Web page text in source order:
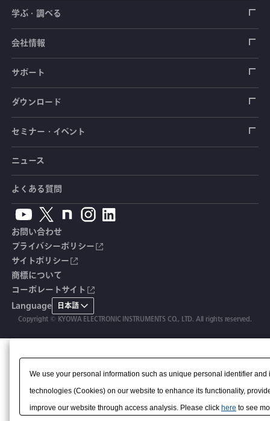
ロードセル
加速度センサ
圧力センサ
トルクセンサ
土木建築用センサ
荷重計
土圧計
間隙水圧計
傾斜計
鉄筋計
沈下計
応力計
継目計
変位計
自動車用センサ
シートベルト張力計
操舵力・操舵角計
手ブレーキ計・チェンジレバー操作力計
踏力計
ホイールトルクセンサ
人体ダミー用センサ
測定器
データロガー
指示計・表示器
増幅器（アンプ）
ハンディ測定器（チェッカ）
ソフトウェア
計測システム
道路用計測システム
鉄道用計測システム
自動車用計測システム
土木用計測システム
試験装置・システム
ブリッジボックス
ケーブル・コネクタ
アクセサリ
製品・サービスTopics
オーダーメイド製品
生産終了製品
学ぶ・調べる
ひずみゲージ
センサ（変換器）
測定器
光ファイバ計測ソリューション - 学ぶ・調べる
共和技報
単位変換表
用語集
会社情報
拠点情報
会社概要
サポート
製品輸出時の取り扱いと該非判定書
毒物及び劇物譲受書
安全データシート（SDS）
カタログ・資料のダウンロード
生産終了製品一覧
拠点情報
よくあるご質問
ダウンロード
カタログ
取扱説明書
CADデータ
ソフトウェアバージョンアップ
総合カタログ
安全データシート（SDS）
CE適合品 受注・販売状況
共和技報
セミナー・イベント
セミナー・講習会
イベント・展示会
ニュース
よくある質問
お問い合わせ
プライバシーポリシー
サイトポリシー
商標について
コーポレートサイト
Language 日本語
Copyright © KYOWA ELECTRONIC INSTRUMENTS CO., LTD. All rights reserved.
We use your personal information such as unique personal identifier
technologies (Cookies) on our website to enhance its functionality,
improve our website through access analysis. Please click here to see